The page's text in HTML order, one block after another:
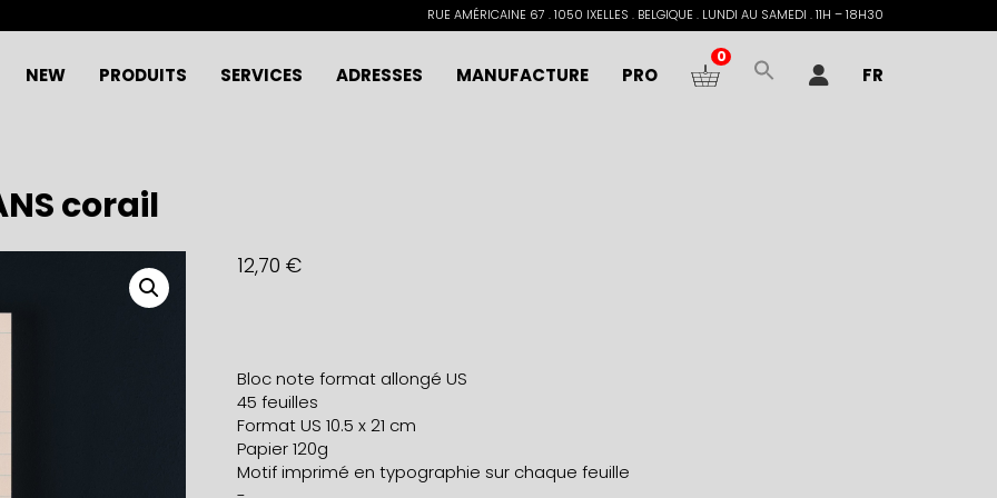
RUE AMÉRICAINE 67 . 1050 IXELLES . BELGIQUE . LUNDI AU SAMEDI . 11H – 18H30
NEW PRODUITS SERVICES ADRESSES MANUFACTURE PRO FR
0
corail
12,70 €
Bloc note format allongé US
45 feuilles
Format US 10.5 x 21 cm
Papier 120g
Motif imprimé en typographie sur chaque feuille